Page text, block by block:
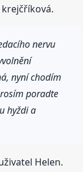
nervu
nyní chodím
poradte
hyždi a
Helen.